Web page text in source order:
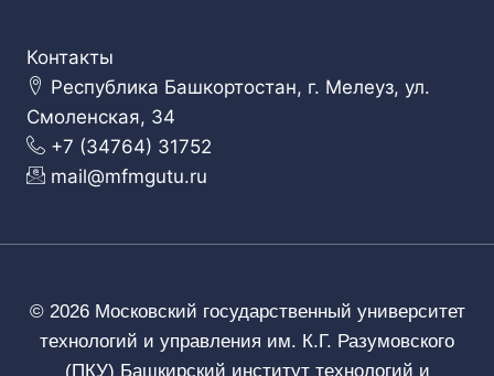
Контакты
Республика Башкортостан, г. Мелеуз, ул.
Смоленская, 34
+7 (34764) 31752
mail@mfmgutu.ru
© 2026 Московский государственный университет
технологий и управления им. К.Г. Разумовского
(ПКУ) Башкирский институт технологий и